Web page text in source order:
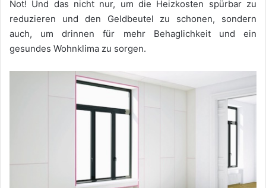
Not! Und das nicht nur, um die Heizkosten spürbar zu
reduzieren und den Geldbeutel zu schonen, sondern
auch, um drinnen für mehr Behaglichkeit und ein
gesundes Wohnklima zu sorgen.